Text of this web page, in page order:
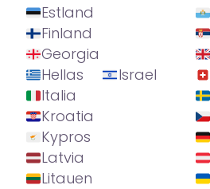
Estland
Finland
Georgia
Hellas
Israel
Italia
Kroatia
Kypros
Latvia
Litauen